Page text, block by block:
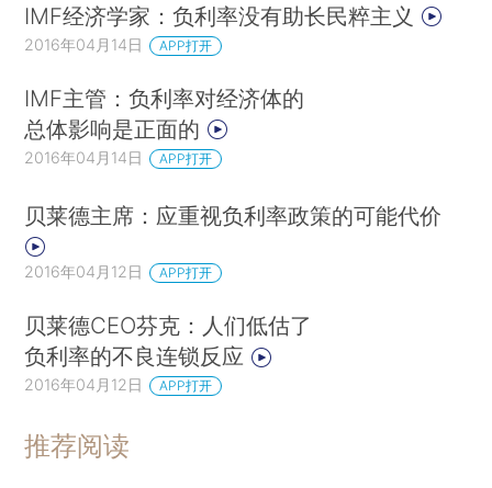
IMF经济学家：负利率没有助长民粹主义
2016年04月14日 APP打开
IMF主管：负利率对经济体的
总体影响是正面的
2016年04月14日 APP打开
贝莱德主席：应重视负利率政策的可能代价
2016年04月12日 APP打开
贝莱德CEO芬克：人们低估了
负利率的不良连锁反应
2016年04月12日 APP打开
推荐阅读